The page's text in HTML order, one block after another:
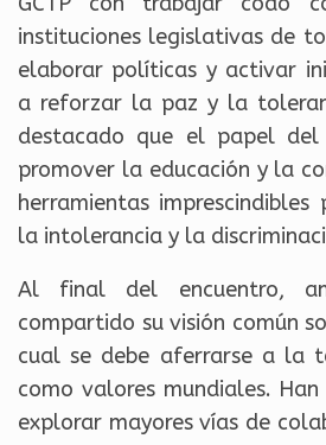
instituciones legislativas de
elaborar políticas y activar
a reforzar la paz y la
destacado que el papel del
promover la educación y la
herramientas
la intolerancia y la
Al final del encuentro,
compartido su visión común
cual se debe aferrarse a la
como valores mundiales.
explorar mayores vías de